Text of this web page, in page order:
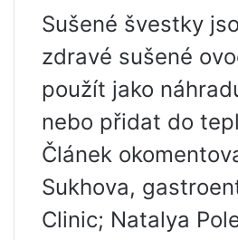
Sušené švestky
zdravé sušené
použít jako
nebo přidat do
Článek
Sukhova,
Clinic; Natalya